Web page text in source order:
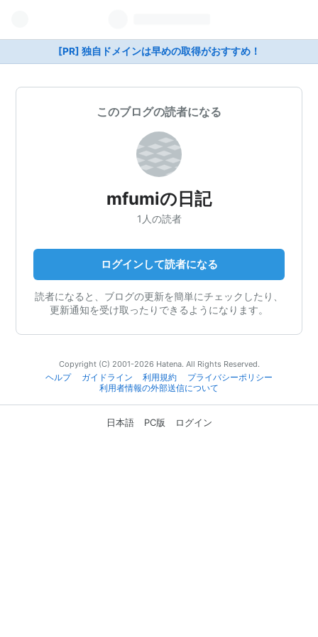
[PR] 独自ドメインは早めの取得がおすすめ！
このブログの読者になる
mfumiの日記
1人の読者
ログインして読者になる
読者になると、ブログの更新を簡単にチェックしたり、
更新通知を受け取ったりできるようになります。
Copyright (C) 2001-2026 Hatena. All Rights Reserved.
ヘルプ
ガイドライン 利用規約
プライバシーポリシー
利用者情報の外部送信について
日本語 PC版 ログイン